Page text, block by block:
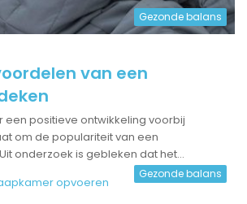
Gezonde balans
van een
een positieve ontwikkeling voorbij
om de populariteit van een
onderzoek is gebleken dat het…
Gezonde balans